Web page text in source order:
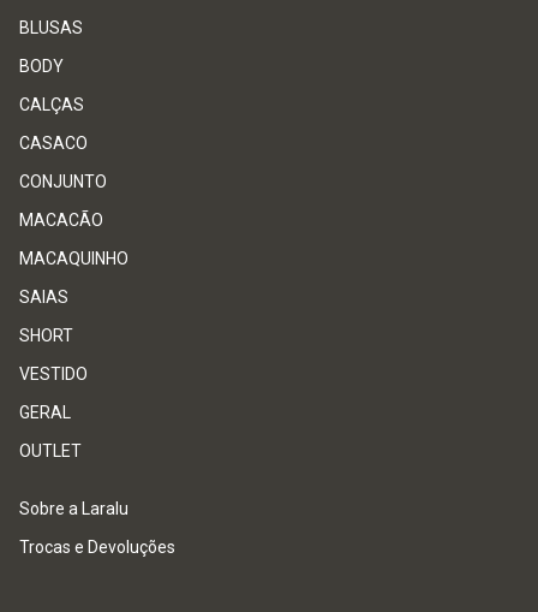
BLUSAS
BODY
CALÇAS
CASACO
CONJUNTO
MACACÃO
MACAQUINHO
SAIAS
SHORT
VESTIDO
GERAL
OUTLET
Sobre a Laralu
Trocas e Devoluções